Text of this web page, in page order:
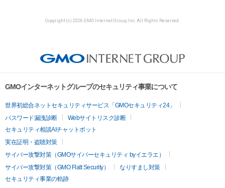
Copyright (c) 2026 GMO Internet Group, Inc. All Rights Reserved.
GMOインターネットグループのセキュリティ事業について
世界初総合ネットセキュリティサービス「GMOセキュリティ24」
パスワード漏洩診断
Webサイトリスク診断
セキュリティ相談AIチャットボット
実在証明・盗聴対策
サイバー攻撃対策（GMOサイバーセキュリティ byイエラエ）
サイバー攻撃対策（GMO Flatt Security）
なりすまし対策
セキュリティ事業の軌跡